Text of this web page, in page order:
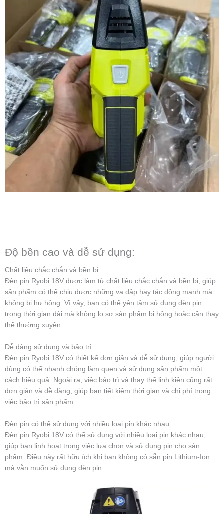
Độ bền cao và dễ sử dụng:
Chất liệu chắc chắn và bền bỉ
Đèn pin Ryobi 18V được làm từ chất liệu chắc chắn và bền bỉ, giúp
sản phẩm có thể chịu được những va đập hay tác động mạnh mà
không bị hư hỏng. Vì vậy, bạn có thể yên tâm sử dụng đèn pin
trong thời gian dài mà không lo sợ sản phẩm bị hỏng hoặc cần thay
thế thường xuyên.
Dễ dàng sử dụng và bảo trì
Đèn pin Ryobi 18V có thiết kế đơn giản và dễ sử dụng, giúp người
dùng có thể nhanh chóng làm quen và sử dụng sản phẩm một
cách hiệu quả. Ngoài ra, việc bảo trì và thay thế linh kiện cũng rất
đơn giản và dễ dàng, giúp bạn tiết kiệm thời gian và chi phí trong
việc bảo trì sản phẩm.
Đèn pin có thể sử dụng với nhiều loại pin khác nhau
Đèn pin Ryobi 18V có thể sử dụng với nhiều loại pin khác nhau,
giúp bạn linh hoạt trong việc lựa chọn và sử dụng pin cho sản
phẩm. Điều này rất hữu ích khi bạn không có sẵn pin Lithium-Ion
mà vẫn muốn sử dụng đèn pin.